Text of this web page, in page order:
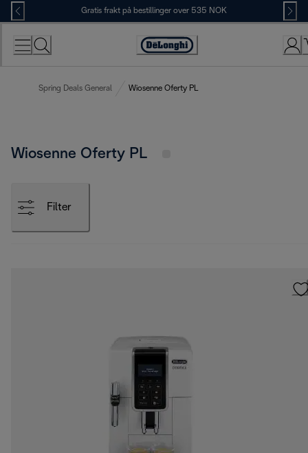
Skip
to
Content
Gratis frakt på bestillinger over 535 NOK
Accessibility
Spring Deals General Wiosenne Oferty PL
Wiosenne Oferty PL
Filter